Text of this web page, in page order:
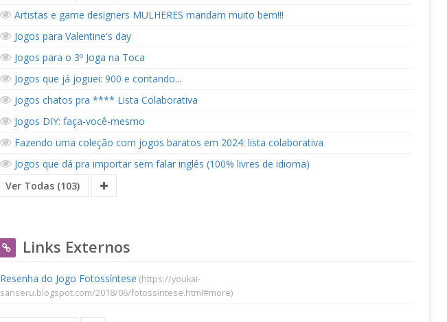
Artistas e game designers MULHERES mandam muito bem!!!
Jogos para Valentine's day
Jogos para o 3º Joga na Toca
Jogos que já joguei: 900 e contando...
Jogos chatos pra **** Lista Colaborativa
Jogos DIY: faça-você-mesmo
Fazendo uma coleção com jogos baratos em 2024: lista colaborativa
Jogos que dá pra importar sem falar inglês (100% livres de idioma)
Ver Todas (103)
Links Externos
Resenha do Jogo Fotossíntese (https://youkai-
sanseru.blogspot.com/2018/06/fotossintese.html#more)